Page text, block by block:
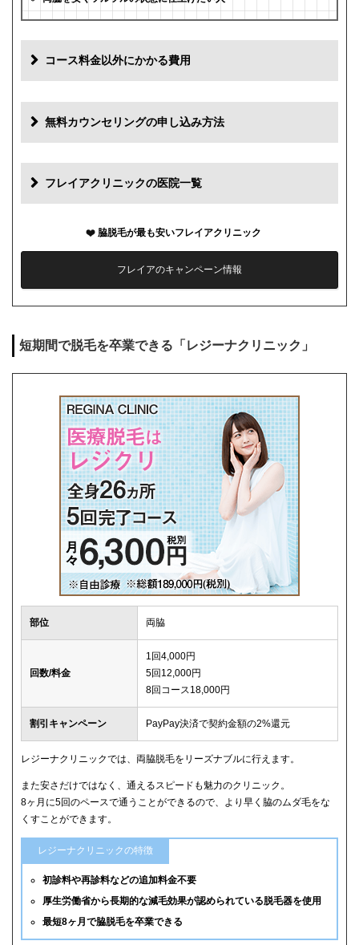
コース料金以外にかかる費用
初診料 0円
再診料
0円
キャンセル料 1回まで0円
無料カウンセリングの申し込み方法
フレイアクリニックの医院一覧
脇脱毛が最も安いフレイアクリニック
フレイアのキャンペーン情報
短期間で脱毛を卒業できる「レジーナクリニック」
部位 両脇
回数/料金
1回4,000円
5回12,000円
8回コース18,000円
割引キャンペーン PayPay決済で契約金額の2%還元
レジーナクリニックでは、両脇脱毛をリーズナブルに行えます。
また安さだけではなく、通えるスピードも魅力のクリニック。
8ヶ月に5回のペースで通うことができるので、より早く脇のムダ毛をな
くすことができます。
レジーナクリニックの特徴
初診料や再診料などの追加料金不要
厚生労働省から長期的な減毛効果が認められている脱毛器を使用
最短8ヶ月で脇脱毛を卒業できる